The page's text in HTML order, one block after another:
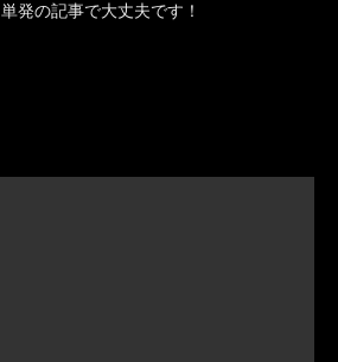
単発の記事で大丈夫です！